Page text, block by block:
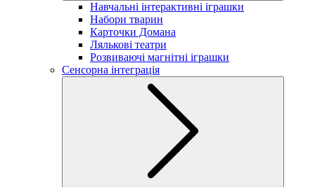
Навчальні інтерактивні іграшки
Набори тварин
Карточки Домана
Лялькові театри
Розвиваючі магнітні іграшки
Сенсорна інтеграція